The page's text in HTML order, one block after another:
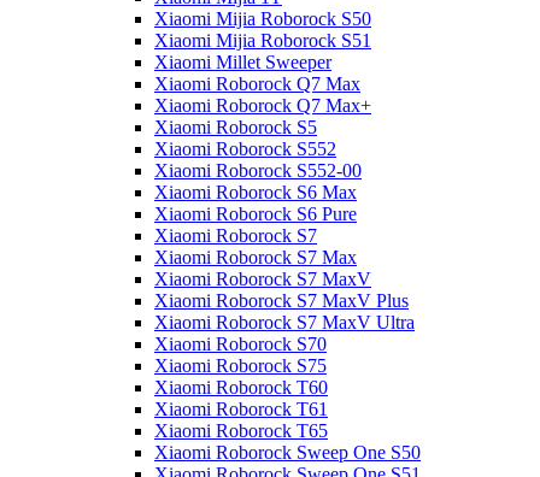
Xiaomi Mijia Roborock S50
Xiaomi Mijia Roborock S51
Xiaomi Millet Sweeper
Xiaomi Roborock Q7 Max
Xiaomi Roborock Q7 Max+
Xiaomi Roborock S5
Xiaomi Roborock S552
Xiaomi Roborock S552-00
Xiaomi Roborock S6 Max
Xiaomi Roborock S6 Pure
Xiaomi Roborock S7
Xiaomi Roborock S7 Max
Xiaomi Roborock S7 MaxV
Xiaomi Roborock S7 MaxV Plus
Xiaomi Roborock S7 MaxV Ultra
Xiaomi Roborock S70
Xiaomi Roborock S75
Xiaomi Roborock T60
Xiaomi Roborock T61
Xiaomi Roborock T65
Xiaomi Roborock Sweep One S50